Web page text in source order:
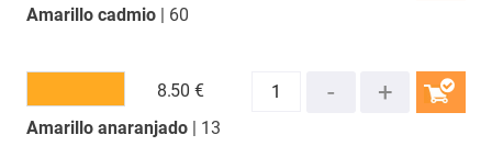
Amarillo cadmio| 60
Amarillo anaranjado| 13
8.50 €